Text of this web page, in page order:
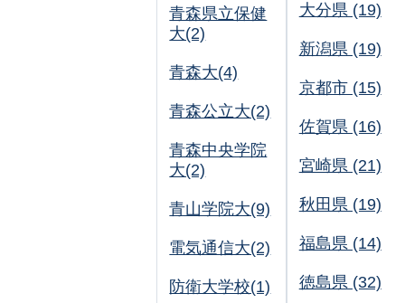
青森県立保健
大(2)
青森大(4)
青森公立大(2)
青森中央学院
大(2)
青山学院大(9)
電気通信大(2)
防衛大学校(1)
大分県 (19)
新潟県 (19)
京都市 (15)
佐賀県 (16)
宮崎県 (21)
秋田県 (19)
福島県 (14)
徳島県 (32)